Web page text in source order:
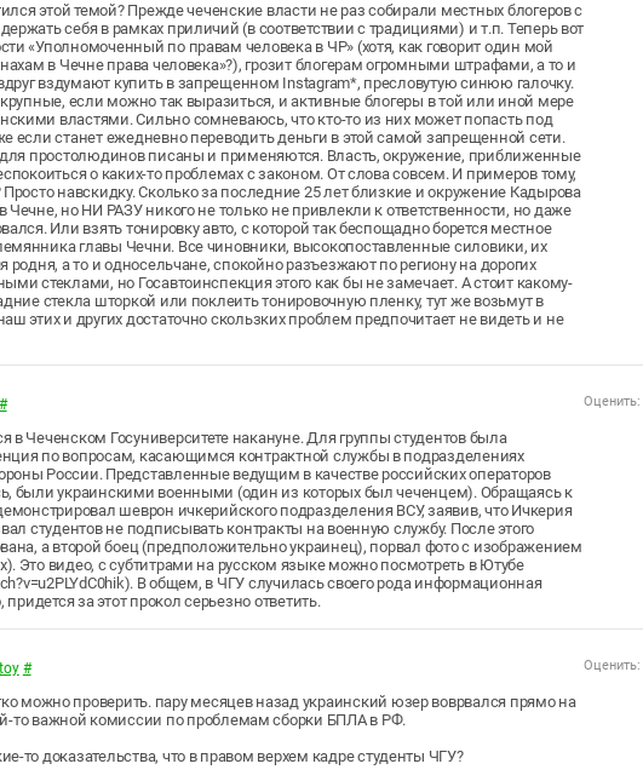
этой темой? Прежде чеченские власти не раз собирали местных блогеров с
себя в рамках приличий (в соответствии с традициями) и т.п. Теперь вот
«Уполномоченный по правам человека в ЧР» (хотя, как говорит один мой
в Чечне права человека»?), грозит блогерам огромными штрафами, а то и
вздумают купить в запрещенном Instagram*, пресловутую синюю галочку.
если можно так выразиться, и активные блогеры в той или иной мере
властями. Сильно сомневаюсь, что кто-то из них может попасть под
если станет ежедневно переводить деньги в этой самой запрещенной сети.
простолюдинов писаны и применяются. Власть, окружение, приближенные
о каких-то проблемах с законом. От слова совсем. И примеров тому,
навскидку. Сколько за последние 25 лет близкие и окружение Кадырова
но НИ РАЗУ никого не только не привлекли к ответственности, но даже
Или взять тонировку авто, с которой так беспощадно борется местное
главы Чечни. Все чиновники, высокопоставленные силовики, их
родня, а то и односельчане, спокойно разъезжают по региону на дорогих
стеклами, но Госавтоинспекция этого как бы не замечает. А стоит какому-
стекла шторкой или поклеить тонировочную пленку, тут же возьмут в
этих и других достаточно скользких проблем предпочитает не видеть и не
Оценить:
#
в Чеченском Госуниверситете накануне. Для группы студентов была
по вопросам, касающимся контрактной службы в подразделениях
России. Представленные ведущим в качестве российских операторов
были украинскими военными (один из которых был чеченцем). Обращаясь к
шеврон ичкерийского подразделения ВСУ, заявив, что Ичкерия
студентов не подписывать контракты на военную службу. После этого
а второй боец (предположительно украинец), порвал фото с изображением
Это видео, с субтитрами на русском языке можно посмотреть в Ютубе
В общем, в ЧГУ случилась своего рода информационная
за этот прокол серьезно ответить.
Оценить:
#
можно проверить. пару месяцев назад украинский юзер воврвался прямо на
то важной комиссии по проблемам сборки БПЛА в РФ.
то доказательства, что в правом верхем кадре студенты ЧГУ?